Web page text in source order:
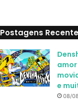
Postagens
e
08/